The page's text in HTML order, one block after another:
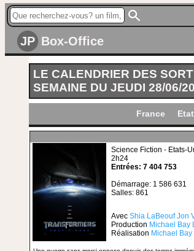
JP Box-Office
LE CALENDRIER DES
SEMAINE DU JEUDI 28/06/
France
Science Fiction - Etats-
2h24
Entrées: 7 404 753
Démarrage: 1 586 631
Salles: 861
Avec Shia LaBeouf Jon
Production Michael Bay
Réalisation Michael Bay